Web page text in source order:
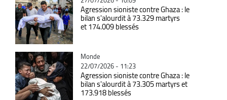
Agression sioniste contre Ghaza : le
bilan s'alourdit à 73.329 martyrs
et 174.009 blessés
Catégorie
Monde
22/07/2026 - 11:23
Agression sioniste contre Ghaza : le
bilan s'alourdit à 73.305 martyrs et
173.918 blessés